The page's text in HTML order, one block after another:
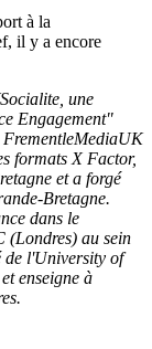
à la
il y a encore
une
Engagement"
FrementleMediaUK
formats X Factor,
et a forgé
Bretagne.
dans le
(Londres) au sein
de l'University of
enseigne à